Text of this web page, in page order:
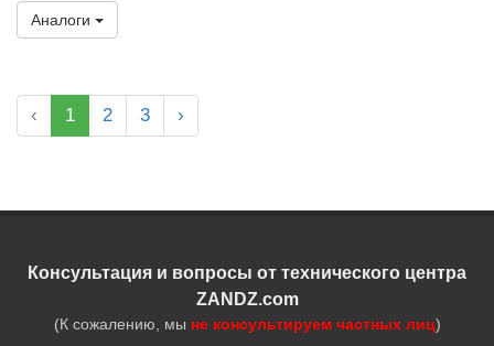
Аналоги
‹ 1 2 3 ›
Консультация и вопросы от технического центра
ZANDZ.com
(К сожалению, мы не консультируем частных лиц)